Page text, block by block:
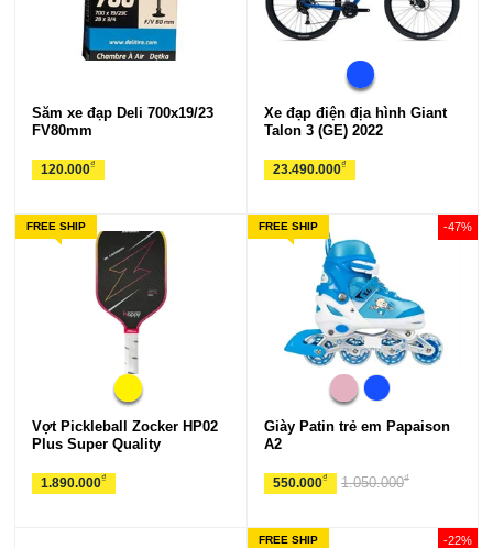
Săm xe đạp Deli 700x19/23
FV80mm
120.000₫
Xe đạp điện địa hình Giant
Talon 3 (GE) 2022
23.490.000₫
FREE SHIP
Vợt Pickleball Zocker HP02
Plus Super Quality
1.890.000₫
FREE SHIP
Giày Patin trẻ em Papaison
A2
550.000₫
-47%
1.050.000₫
FREE SHIP -22%